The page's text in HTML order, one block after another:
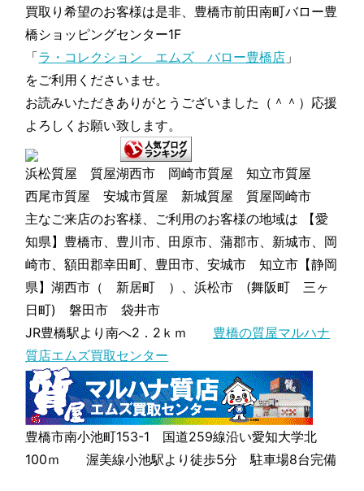
買取り希望のお客様は是非、豊橋市前田南町バロー豊
橋ショッピングセンター1F
「ラ・コレクション エムズ バロー豊橋店 」
をご利用くださいませ。
お読みいただきありがとうございました（＾＾）応援
よろしくお願い致します。
浜松質屋 質屋湖西市 岡崎市質屋 知立市質屋
西尾市質屋 安城市質屋 新城質屋 質屋岡崎市
主なご来店のお客様、ご利用のお客様の地域は 【愛
知県】豊橋市、豊川市、田原市、蒲郡市、新城市、岡
崎市、額田郡幸田町、豊田市、安城市 知立市【静岡
県】湖西市（ 新居町 ）、浜松市 (舞阪町 三ヶ
日町) 磐田市 袋井市
JR豊橋駅より南へ2．2ｋｍ 豊橋の質屋マルハナ
質店エムズ買取センター
豊橋市南小池町153-1 国道259線沿い愛知大学北
100ｍ 渥美線小池駅より徒歩5分 駐車場8台完備